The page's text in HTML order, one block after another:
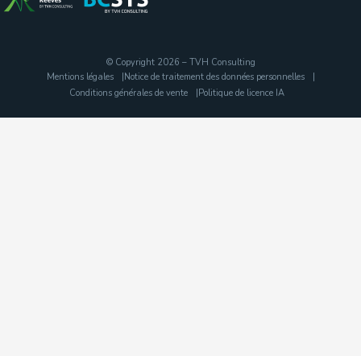
© Copyright 2026 – TVH Consulting
Mentions légales
Notice de traitement des données personnelles
Conditions générales de vente
Politique de licence IA